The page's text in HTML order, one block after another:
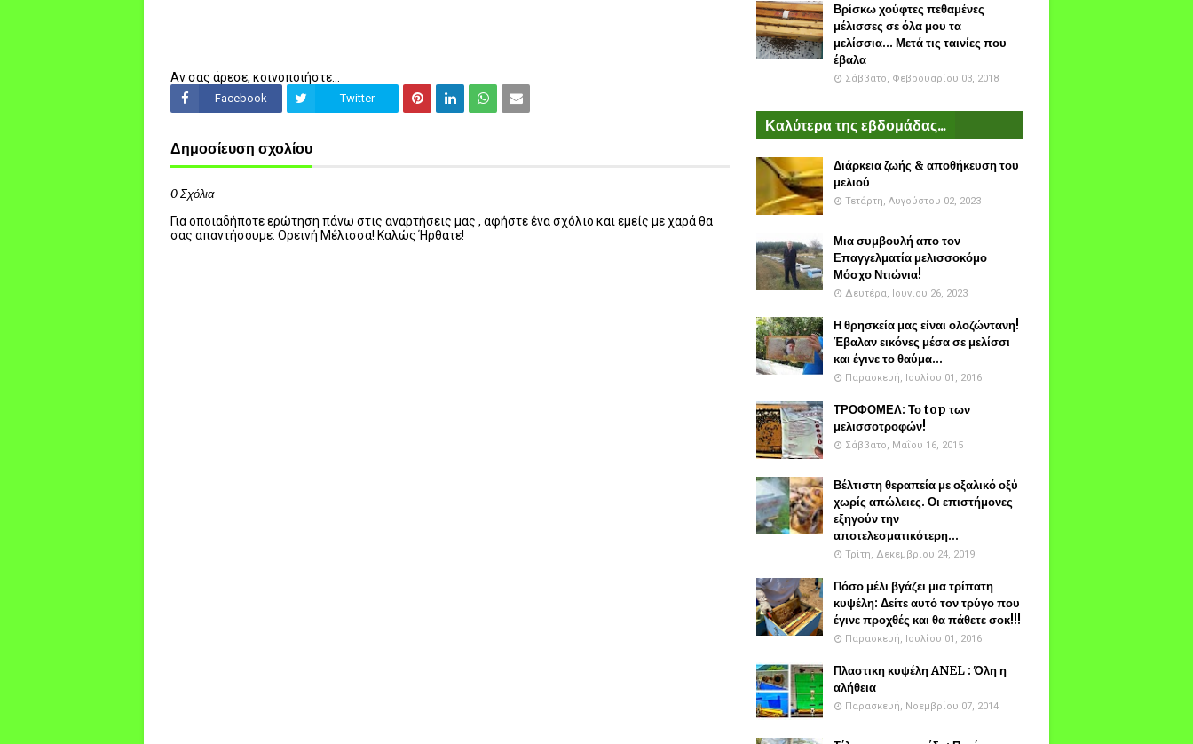
Αν σας άρεσε, κοινοποιήστε...
Facebook Twitter
Δημοσίευση σχολίου
0 Σχόλια
Για οποιαδήποτε ερώτηση πάνω στις αναρτήσεις μας , αφήστε ένα σχόλιο και εμείς με χαρά θα
σας απαντήσουμε. Ορεινή Μέλισσα! Καλώς Ήρθατε!
Βρίσκω χούφτες πεθαμένες
μέλισσες σε όλα μου τα
μελίσσια... Μετά τις ταινίες που
έβαλα
Σάββατο, Φεβρουαρίου 03, 2018
Καλύτερα της εβδομάδας...
Διάρκεια ζωής & αποθήκευση του
μελιού
Τετάρτη, Αυγούστου 02, 2023
Μια συμβουλή απο τον
Επαγγελματία μελισσοκόμο
Μόσχο Ντιώνια!
Δευτέρα, Ιουνίου 26, 2023
Η θρησκεία μας είναι ολοζώντανη!
Έβαλαν εικόνες μέσα σε μελίσσι
και έγινε το θαύμα...
Παρασκευή, Ιουλίου 01, 2016
ΤΡΟΦΟΜΕΛ: Το top των
μελισσοτροφών!
Σάββατο, Μαΐου 16, 2015
Βέλτιστη θεραπεία με οξαλικό οξύ
χωρίς απώλειες. Οι επιστήμονες
εξηγούν την
αποτελεσματικότερη...
Τρίτη, Δεκεμβρίου 24, 2019
Πόσο μέλι βγάζει μια τρίπατη
κυψέλη: Δείτε αυτό τον τρύγο που
έγινε προχθές και θα πάθετε σοκ!!!
Παρασκευή, Ιουλίου 01, 2016
Πλαστικη κυψέλη ANEL : Όλη η
αλήθεια
Παρασκευή, Νοεμβρίου 07, 2014